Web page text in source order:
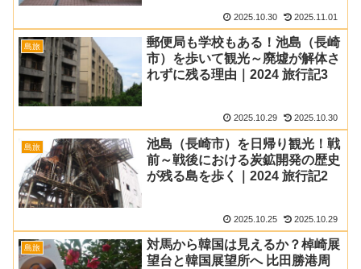
2025.10.30 2025.11.01
島旅
郵便局も学校もある！池島（長崎
市）を歩いて観光～廃墟が解体さ
れずに残る理由｜2024 旅行記3
2025.10.29 2025.10.30
島旅
池島（長崎市）を日帰り観光！戦
前～戦後における炭鉱開発の歴史
が残る島を歩く｜2024 旅行記2
2025.10.25 2025.10.29
島旅
対馬から韓国は見えるか？棹崎展
望台と韓国展望所へ 比田勝港周